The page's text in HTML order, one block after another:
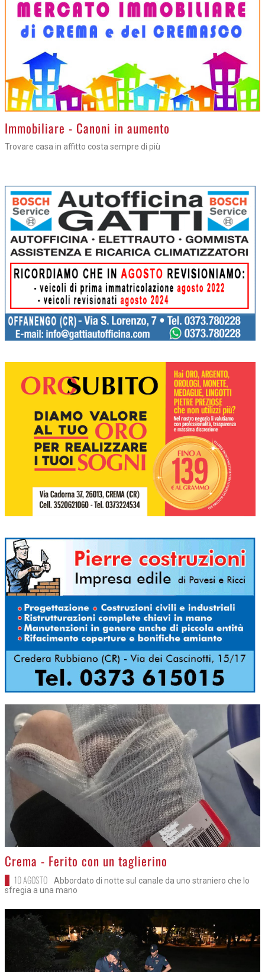
Immobiliare - Canoni in aumento
Trovare casa in affitto costa sempre di più
>
Crema - Ferito con un taglierino
10 AGOSTO
Abbordato di notte sul canale da uno straniero che lo
sfregia a una mano